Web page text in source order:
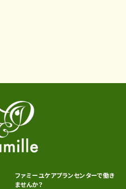
ファミーユケアプランセンターで働き
ませんか？